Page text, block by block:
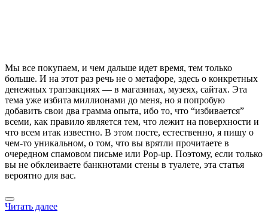
Мы все покупаем, и чем дальше идет время, тем только
больше. И на этот раз речь не о метафоре, здесь о конкретных
денежных транзакциях — в магазинах, музеях, сайтах. Эта
тема уже избита миллионами до меня, но я попробую
добавить свои два грамма опыта, ибо то, что “избивается”
всеми, как правило является тем, что лежит на поверхности и
что всем итак известно. В этом посте, естественно, я пишу о
чем-то уникальном, о том, что вы врятли прочитаете в
очередном спамовом письме или Pop-up. Поэтому, если только
вы не обклеиваете банкнотами стены в туалете, эта статья
вероятно для вас.
Читать далее